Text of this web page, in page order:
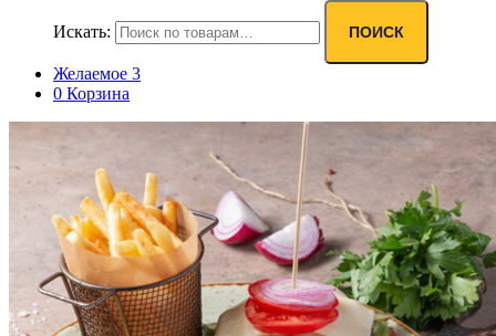
Искать: ПОИСК
Желаемое 3
0 Корзина